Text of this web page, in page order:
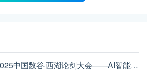
极光受邀出席2025中国数谷·西湖论剑大会——AI智能体应用与安全治理论坛